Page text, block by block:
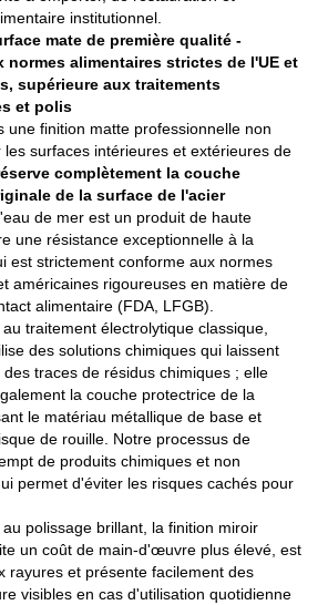
institutionnel.
mate de première qualité -
normes alimentaires strictes de l'UE et
supérieure aux traitements
et polis
une finition matte professionnelle non
les surfaces intérieures et extérieures de
complètement la couche
de la surface de l'acier
de mer est un produit de haute
une résistance exceptionnelle à la
est strictement conforme aux normes
américaines rigoureuses en matière de
alimentaire (FDA, LFGB).
traitement électrolytique classique,
des solutions chimiques qui laissent
des traces de résidus chimiques ; elle
la couche protectrice de la
le matériau métallique de base et
de rouille. Notre processus de
de produits chimiques et non
permet d'éviter les risques cachés pour
polissage brillant, la finition miroir
un coût de main-d'œuvre plus élevé, est
rayures et présente facilement des
visibles en cas d'utilisation quotidienne